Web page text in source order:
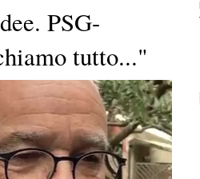
PSG-
tutto..."